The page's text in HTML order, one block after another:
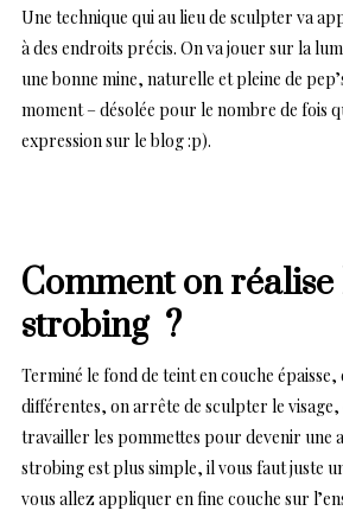
Une technique qui au lieu de sculpter va
à des endroits précis. On va jouer sur la
une bonne mine, naturelle et pleine de
moment – désolée pour le nombre de fois
expression sur le blog :p).
Comment on réalise
strobing ?
Terminé le fond de teint en couche épaisse,
différentes, on arrête de sculpter le visage,
travailler les pommettes pour devenir une
strobing est plus simple, il vous faut juste
vous allez appliquer en fine couche sur